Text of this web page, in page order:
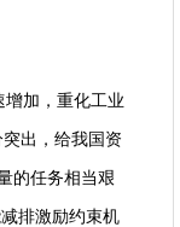
增加，重化工业
出，给我国资
的任务相当艰
排激励约束机